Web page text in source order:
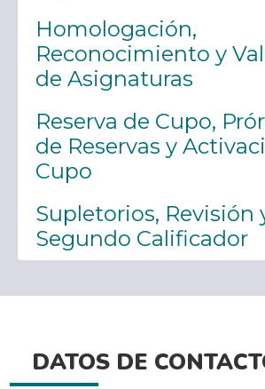
Homologación,
Reconocimiento y
de Asignaturas
Reserva de Cupo,
de Reservas y
Cupo
Supletorios, Revisión
Segundo Calificador
DATOS DE